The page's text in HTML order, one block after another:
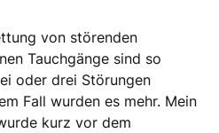
von störenden
Tauchgänge sind so
oder drei Störungen
Fall wurden es mehr. Mein
kurz vor dem